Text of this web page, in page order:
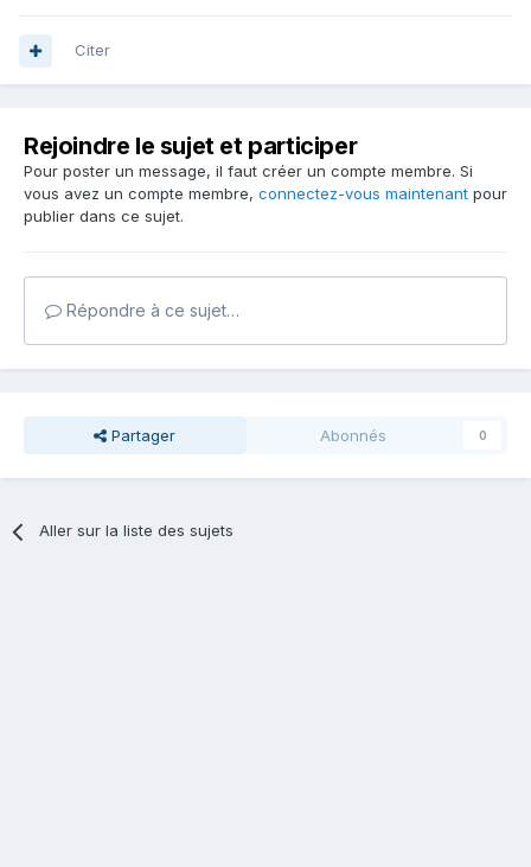
Citer
Rejoindre le sujet et participer
Pour poster un message, il faut créer un compte membre. Si
vous avez un compte membre, connectez-vous maintenant pour
publier dans ce sujet.
Répondre à ce sujet…
Partager Abonnés 0
Aller sur la liste des sujets